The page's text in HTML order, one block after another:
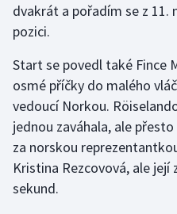
Volejbal
Ostatní
dvakrát a pořadím se z 11.
pozici.
Start se povedl také Fince
osmé příčky do malého
vedoucí Norkou.
jednou zaváhala, ale
za norskou
Kristina Rezcovová, ale
sekund.